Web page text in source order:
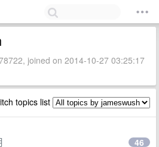
joined on 2014-10-27 03:25:17
topics list
46